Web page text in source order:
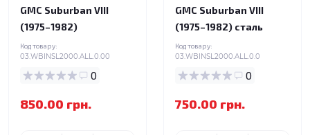
GMC Suburban VIII
(1975–1982)
Код товару:
03.WBINSL2000.ALL.0.00
0
850.00 грн.
GMC Suburban VIII
(1975–1982) сталь
Код товару:
03.WBINSL2000.ALL.0.0
0
750.00 грн.